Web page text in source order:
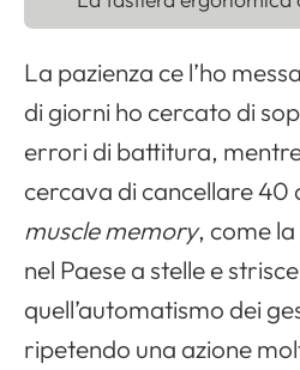
La pazienza ce l’ho
di giorni ho cercato di
errori di battitura,
cercava di cancellare 40
muscle memory, come
nel Paese a stelle e
quell’automatismo dei
ripetendo una azione